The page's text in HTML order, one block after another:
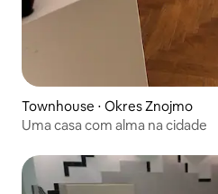
Townhouse ⋅ Okres Znojmo
Uma casa com alma na cidade